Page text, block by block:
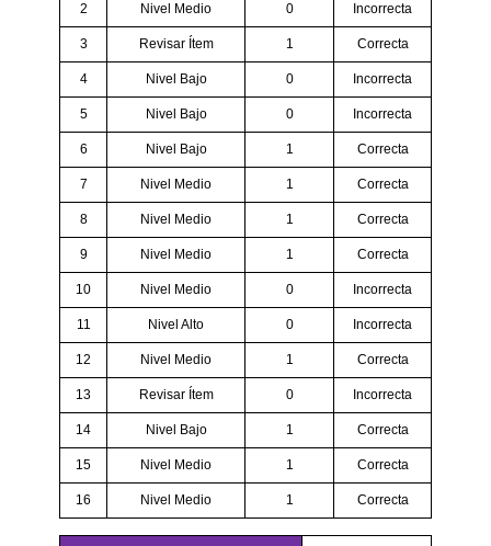
2 Nivel Medio 0 Incorrecta
3 Revisar Ítem 1 Correcta
4 Nivel Bajo 0 Incorrecta
5 Nivel Bajo 0 Incorrecta
6 Nivel Bajo 1 Correcta
7 Nivel Medio 1 Correcta
8 Nivel Medio 1 Correcta
9 Nivel Medio 1 Correcta
10 Nivel Medio 0 Incorrecta
11 Nivel Alto 0 Incorrecta
12 Nivel Medio 1 Correcta
13 Revisar Ítem 0 Incorrecta
14 Nivel Bajo 1 Correcta
15 Nivel Medio 1 Correcta
16 Nivel Medio 1 Correcta